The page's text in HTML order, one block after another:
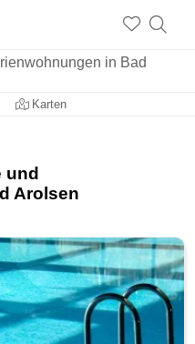
in Bad
Karten
und
Arolsen